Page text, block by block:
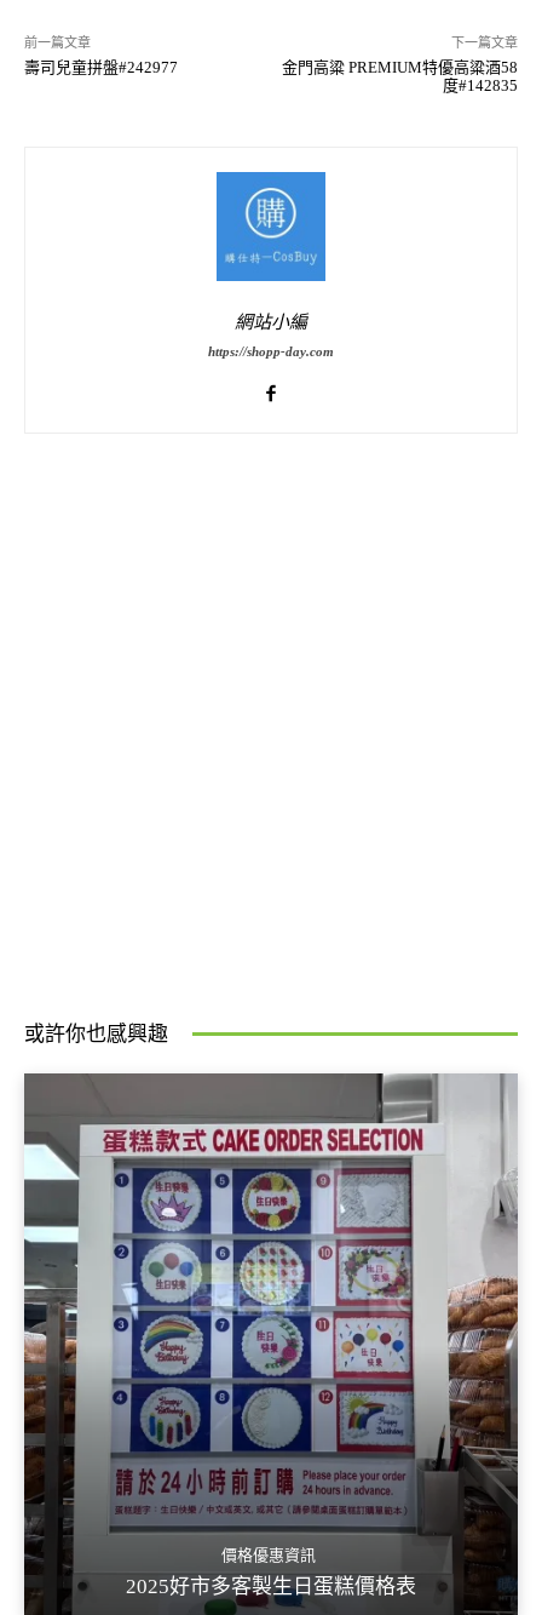
前一篇文章
壽司兒童拼盤#242977
下一篇文章
金門高粱 PREMIUM特優高粱酒58
度#142835
網站小編
https://shopp-day.com
或許你也感興趣
價格優惠資訊
2025好市多客製生日蛋糕價格表